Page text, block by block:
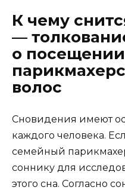
К чему
—
о посещении
волос
Сновидения имеют
каждого человека.
семейный
соннику для
этого сна. Согласно